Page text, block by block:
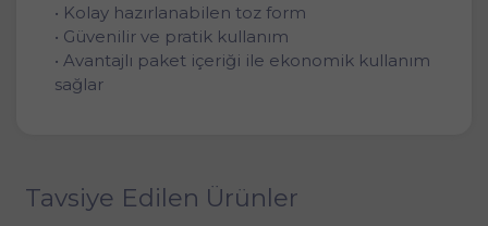
• Kolay hazırlanabilen toz form
• Güvenilir ve pratik kullanım
• Avantajlı paket içeriği ile ekonomik kullanım
sağlar
Tavsiye Edilen Ürünler